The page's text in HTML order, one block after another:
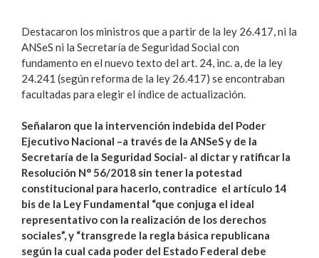
Destacaron los ministros que a partir de la ley 26.417, ni la
ANSeS ni la Secretaría de Seguridad Social con
fundamento en el nuevo texto del art. 24, inc. a, de la ley
24.241 (según reforma de la ley 26.417) se encontraban
facultadas para elegir el índice de actualización.
Señalaron que la intervención indebida del Poder
Ejecutivo Nacional –a través de la ANSeS y de la
Secretaría de la Seguridad Social- al dictar y ratificar la
Resolución N° 56/2018 sin tener la potestad
constitucional para hacerlo, contradice el artículo 14
bis de la Ley Fundamental “que conjuga el ideal
representativo con la realización de los derechos
sociales”, y “transgrede la regla básica republicana
según la cual cada poder del Estado Federal debe